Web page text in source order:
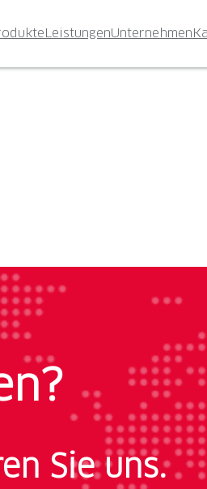
LeistungenUnternehmen
Sie uns.